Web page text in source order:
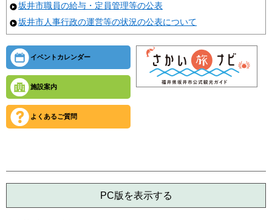
坂井市職員の給与・定員管理等の公表
坂井市人事行政の運営等の状況の公表について
イベントカレンダー
施設案内
よくあるご質問
PC版を表示する